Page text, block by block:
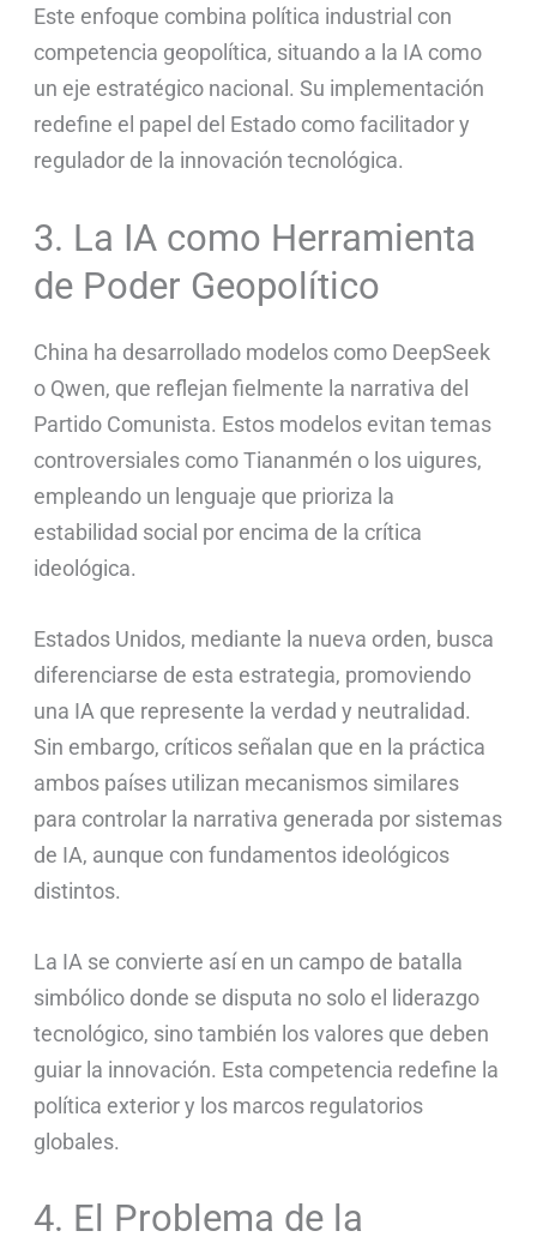
Este enfoque combina política industrial con
competencia geopolítica, situando a la IA como
un eje estratégico nacional. Su implementación
redefine el papel del Estado como facilitador y
regulador de la innovación tecnológica.
3. La IA como Herramienta
de Poder Geopolítico
China ha desarrollado modelos como DeepSeek
o Qwen, que reflejan fielmente la narrativa del
Partido Comunista. Estos modelos evitan temas
controversiales como Tiananmén o los uigures,
empleando un lenguaje que prioriza la
estabilidad social por encima de la crítica
ideológica.
Estados Unidos, mediante la nueva orden, busca
diferenciarse de esta estrategia, promoviendo
una IA que represente la verdad y neutralidad.
Sin embargo, críticos señalan que en la práctica
ambos países utilizan mecanismos similares
para controlar la narrativa generada por sistemas
de IA, aunque con fundamentos ideológicos
distintos.
La IA se convierte así en un campo de batalla
simbólico donde se disputa no solo el liderazgo
tecnológico, sino también los valores que deben
guiar la innovación. Esta competencia redefine la
política exterior y los marcos regulatorios
globales.
4. El Problema de la